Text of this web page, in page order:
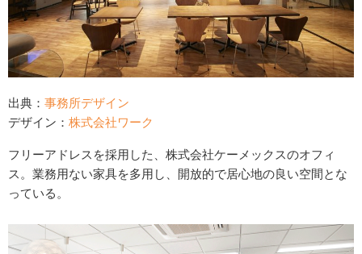
出典： 事務所デザイン
デザイン： 株式会社ワーク
フリーアドレスを採用した、株式会社ケーメックスのオフィ
ス。業務用ない家具を多用し、開放的で居心地の良い空間とな
っている。